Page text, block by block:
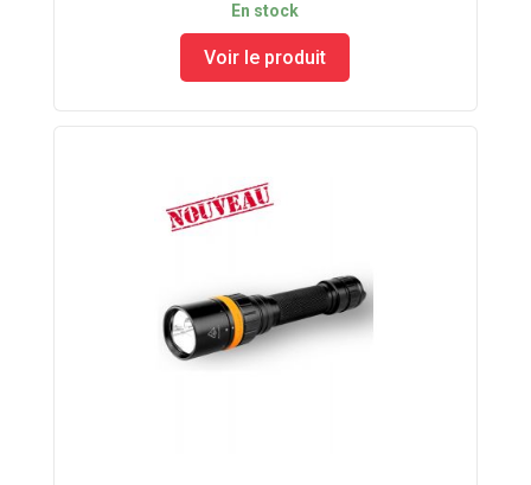
En stock
Voir le produit